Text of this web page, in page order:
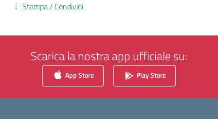
Stampa / Condividi
Scarica la nostra app ufficiale su:
App Store Play Store